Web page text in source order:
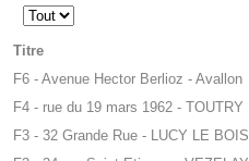
Affichage
Titre
F6 - Avenue Hector Berlioz - Avallon
F4 - rue du 19 mars 1962 - TOUTRY
F3 - 32 Grande Rue - LUCY LE BOIS